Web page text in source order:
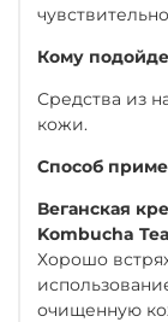
Кому
Средства из
кожи.
Способ
Веганская
Kombucha
Хорошо
очищенную